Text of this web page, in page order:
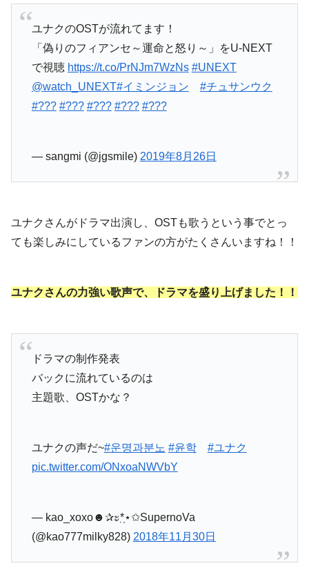
ユナクのOSTが流れてます！
「偽りのフィアンセ～運命と怒り～」をU-NEXT
で視聴 https://t.co/PrNJm7WzNs #UNEXT
@watch_UNEXT#イミンジョン
#チュサンウク
#??? #??? #??? #??? #???
— sangmi (@jgsmile) 2019年8月26日
ユナクさんがドラマ出演し、OSTも歌うという事でとっ
ても楽しみにしているファンの方がたくさんいますね！！
ユナクさんの力強い歌声で、ドラマを盛り上げました！！
ドラマの制作発表
バックに流れているのは
主題歌、OSTかな？
ユナクの声だ~#운명과분노 #윤학
#ユナク
pic.twitter.com/ONxoaNWVbY
— kao_xoxo☻✰ะ*̣̩⋆✩SupernoVa
(@kao777milky828) 2018年11月30日